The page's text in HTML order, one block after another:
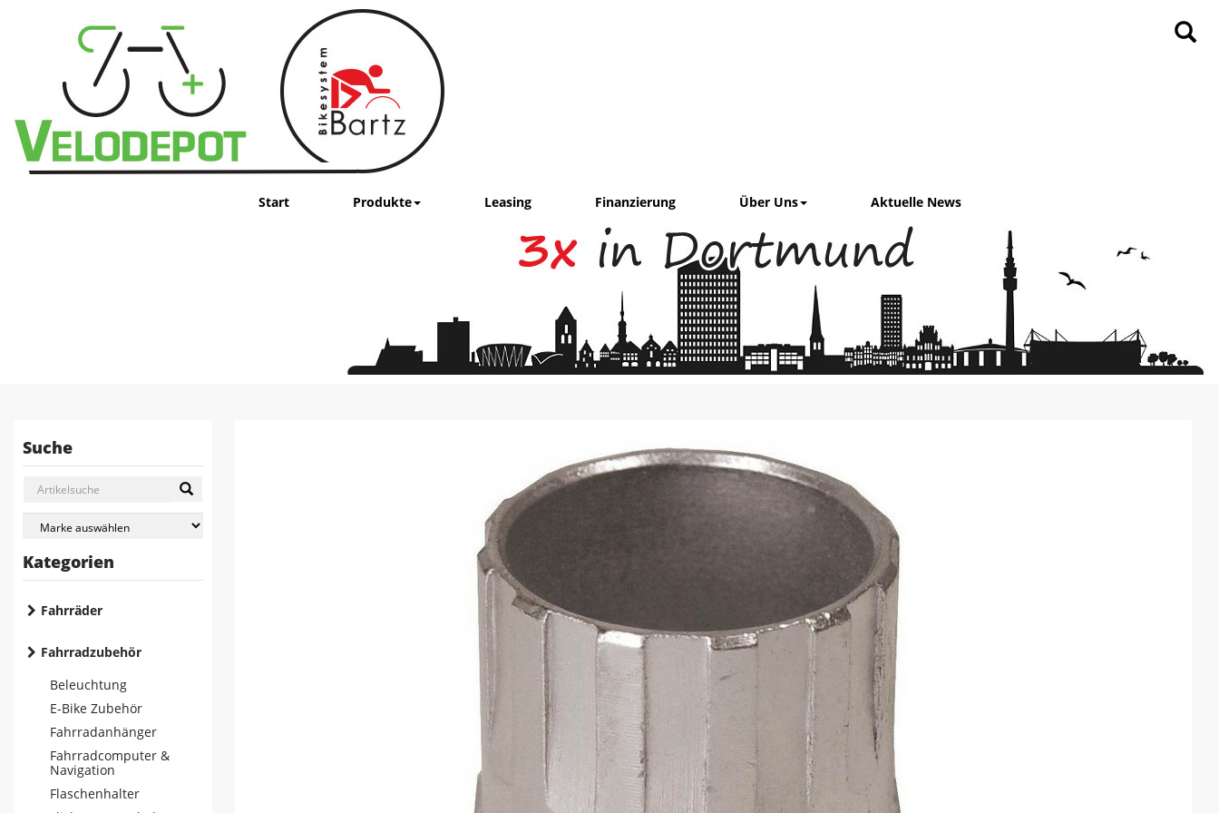
Start Produkte Leasing Finanzierung Über Uns Aktuelle News
Suche
Kategorien
Fahrräder
Fahrradzubehör
Beleuchtung
E-Bike Zubehör
Fahrradanhänger
Fahrradcomputer &
Navigation
Flaschenhalter